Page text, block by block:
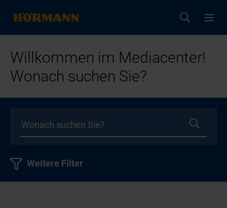
Willkommen im Mediacenter!
Wonach suchen Sie?
Weitere Filter